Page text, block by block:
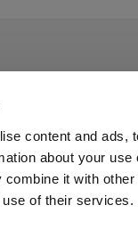
content and ads,
about your
it with
of their services.
皆様へ Share the